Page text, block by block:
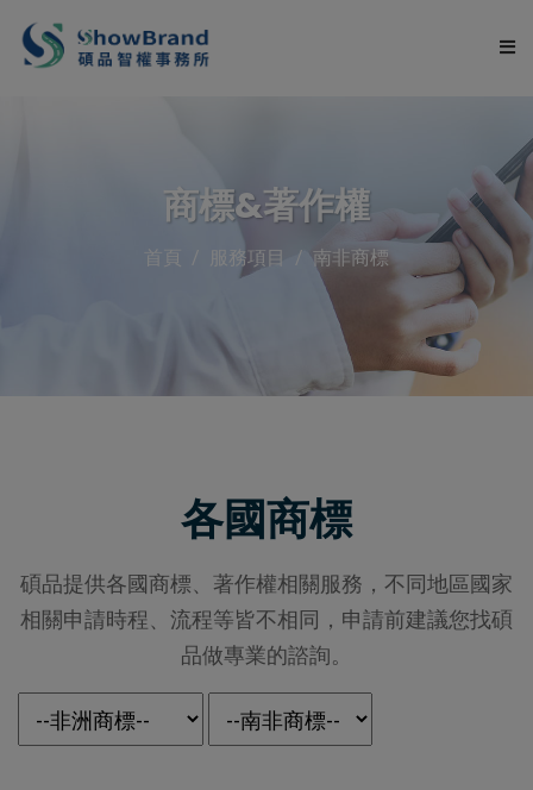
文章專區
商標&著作權
首頁 服務項目 南非商標
各國商標
碩品提供各國商標、著作權相關服務，不同地區國家
相關申請時程、流程等皆不相同，申請前建議您找碩
品做專業的諮詢。